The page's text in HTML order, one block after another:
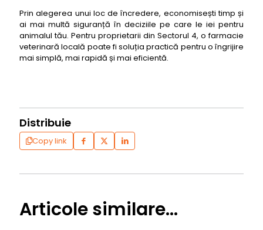
Prin alegerea unui loc de încredere, economisești timp și
ai mai multă siguranță în deciziile pe care le iei pentru
animalul tău. Pentru proprietarii din Sectorul 4, o farmacie
veterinară locală poate fi soluția practică pentru o îngrijire
mai simplă, mai rapidă și mai eficientă.
Distribuie
Copy link
Articole similare...